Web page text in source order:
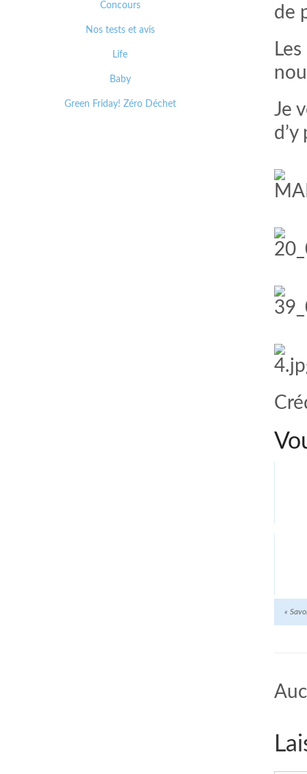
de
Je
d’y
«
Concours
Nos tests et avis
Life
Baby
Green Friday! Zéro Déchet